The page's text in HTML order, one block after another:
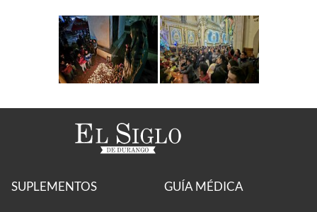
SUPLEMENTOS GUÍA MÉDICA